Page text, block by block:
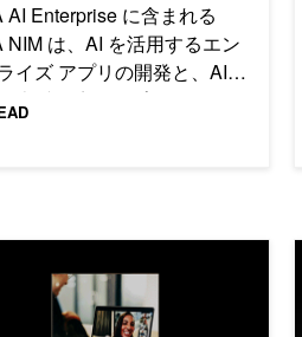
AI Enterprise に含まれる
NIM は、AI を活用するエン
イズ アプリの開発と、AI
本番環境にデプロイするた
生成 AI を NVIDIA AI Enterprise